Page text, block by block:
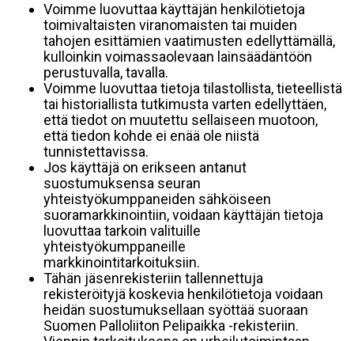
Voimme luovuttaa käyttäjän henkilötietoja
toimivaltaisten viranomaisten tai muiden
tahojen esittämien vaatimusten edellyttämällä,
kulloinkin voimassaolevaan lainsäädäntöön
perustuvalla, tavalla.
Voimme luovuttaa tietoja tilastollista, tieteellistä
tai historiallista tutkimusta varten edellyttäen,
että tiedot on muutettu sellaiseen muotoon,
että tiedon kohde ei enää ole niistä
tunnistettavissa.
Jos käyttäjä on erikseen antanut
suostumuksensa seuran
yhteistyökumppaneiden sähköiseen
suoramarkkinointiin, voidaan käyttäjän tietoja
luovuttaa tarkoin valituille
yhteistyökumppaneille
markkinointitarkoituksiin.
Tähän jäsenrekisteriin tallennettuja
rekisteröityjä koskevia henkilötietoja voidaan
heidän suostumuksellaan syöttää suoraan
Suomen Palloliiton Pelipaikka -rekisteriin.